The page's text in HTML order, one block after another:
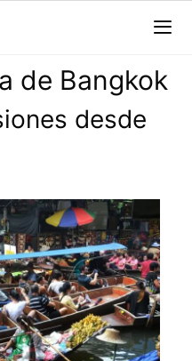
de Bangkok
desde